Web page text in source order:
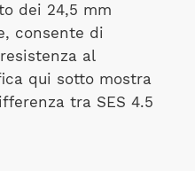
dei 24,5 mm
consente di
al
qui sotto mostra
tra SES 4.5